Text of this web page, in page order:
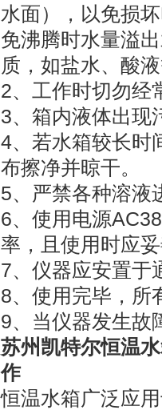
水面），以免损
免沸腾时水量溢
质，如盐水、酸
2、工作时切勿经
3、箱内液体出现
4、若水箱较长时
布擦净并晾干。
5、严禁各种溶液
6、使用电源
率，且使用时应
7、仪器应安置于
8、使用完毕，所
9、当仪器发生故
苏州凯特尔恒温
作
恒温水箱广泛应